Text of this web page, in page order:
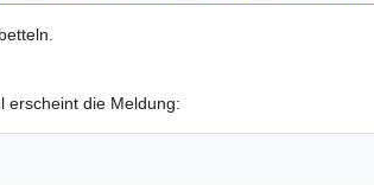
erscheint die Meldung: